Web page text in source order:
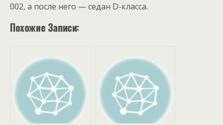
002, а после него — седан D-класса.
Похожие Записи: